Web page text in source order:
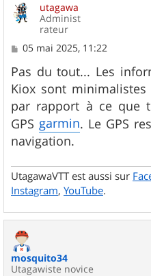
utagawa
Administ
rateur
M
s
s
a
g
e
05 mai 2025, 11:22
Pas du tout... Les
Kiox sont
par rapport à ce que
GPS garmin. Le GPS
navigation.
UtagawaVTT est aussi sur
Instagram, YouTube.
mosquito34
Utagawiste novice